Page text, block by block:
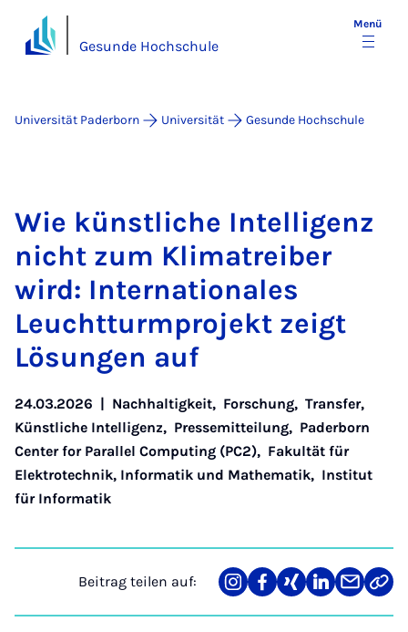
Gesunde Hochschule
Menü
Universität Paderborn Universität Gesunde Hochschule
Wie künst­li­che In­tel­li­genz
nicht zum Kli­ma­trei­ber
wird: In­ter­na­ti­o­na­les
Leucht­turm­pro­jekt zeigt
Lö­sun­gen auf
24.03.2026 | Nachhaltigkeit, Forschung, Transfer,
Künstliche Intelligenz, Pressemitteilung, Paderborn
Center for Parallel Computing (PC2), Fakultät für
Elektrotechnik, Informatik und Mathematik, Institut
für Informatik
Beitrag teilen auf:
Teilen
auf
Teilen
auf
Teilen
auf
Teilen
auf
Teilen
über
Link